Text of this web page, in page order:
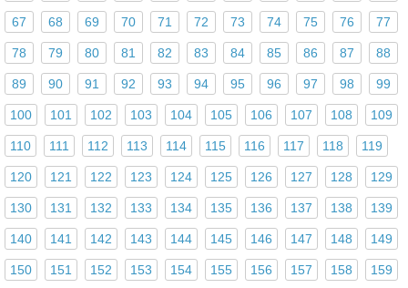
67 68 69 70 71 72 73 74 75 76 77
78 79 80 81 82 83 84 85 86 87 88
89 90 91 92 93 94 95 96 97 98 99
100 101 102 103 104 105 106 107 108 109
110 111 112 113 114 115 116 117 118 119
120 121 122 123 124 125 126 127 128 129
130 131 132 133 134 135 136 137 138 139
140 141 142 143 144 145 146 147 148 149
150 151 152 153 154 155 156 157 158 159